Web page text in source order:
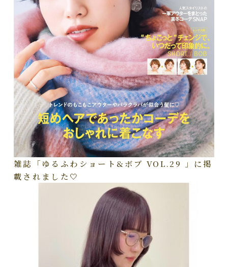
雑誌「ゆるふわショート&ボブ VOL.29 」に掲
載されました🤍